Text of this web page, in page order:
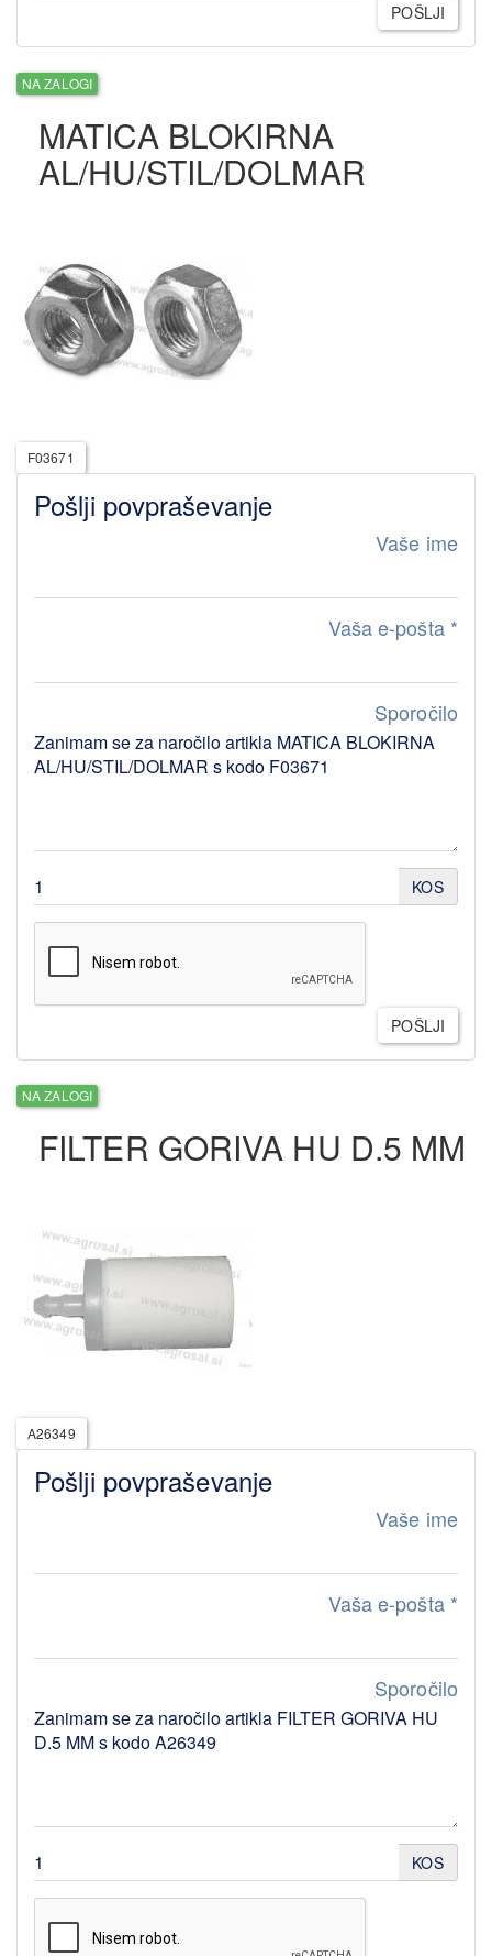
POŠLJI
NA ZALOGI
MATICA BLOKIRNA
AL/HU/STIL/DOLMAR
F03671
Pošlji povpraševanje
Vaše ime
Vaša e-pošta *
Sporočilo
KOS
POŠLJI
NA ZALOGI
FILTER GORIVA HU D.5 MM
A26349
Pošlji povpraševanje
Vaše ime
Vaša e-pošta *
Sporočilo
KOS